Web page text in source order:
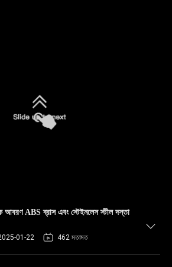
আবরণ ABS ব্রাস এবং স্টেইনলেস স্টীল দস্তা
01-22 462 মতামত